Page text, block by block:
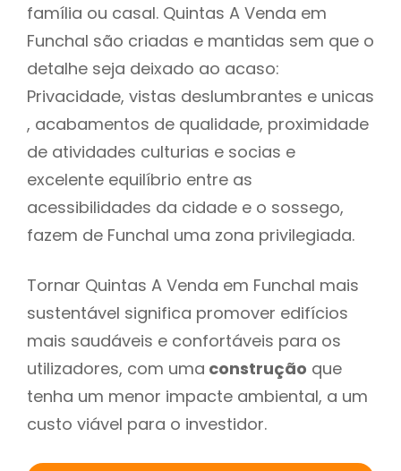
família ou casal. Quintas A Venda em
Funchal são criadas e mantidas sem que o
detalhe seja deixado ao acaso:
Privacidade, vistas deslumbrantes e unicas
, acabamentos de qualidade, proximidade
de atividades culturias e socias e
excelente equilíbrio entre as
acessibilidades da cidade e o sossego,
fazem de Funchal uma zona privilegiada.
Tornar Quintas A Venda em Funchal mais
sustentável significa promover edifícios
mais saudáveis e confortáveis para os
utilizadores, com uma construção que
tenha um menor impacte ambiental, a um
custo viável para o investidor.